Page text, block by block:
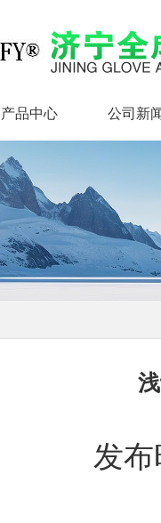
产品中心
产品中心
公司新
发布